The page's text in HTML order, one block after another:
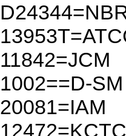
11842=JCM
1002==D-SM
20081=IAM
12472=KCTC